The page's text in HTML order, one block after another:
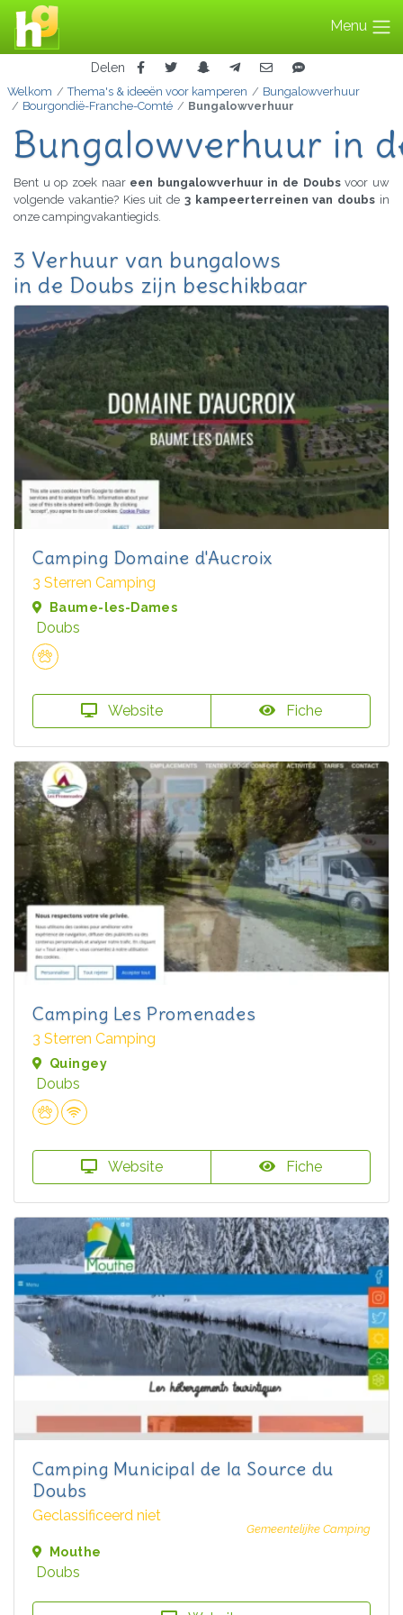
Menu
Delen
Welkom Thema's & ideeën voor kamperen
Bungalowverhuur
Bourgondië-Franche-Comté
Bungalowverhuur
Bungalowverhuur in
Bent u op zoek naar een bungalowverhuur in de Doubsvoor uw
volgende vakantie? Kies uit de 3 kampeerterreinen van doubs in
onze campingvakantiegids.
3 Verhuur van bungalows
in de Doubs zijn beschikbaar
Camping Domaine d'Aucroix
3 Sterren Camping
Baume-les-Dames
Doubs
Website Fiche
Camping Les Promenades
3 Sterren Camping
Quingey
Doubs
Website Fiche
Camping Municipal de la Source du
Doubs
Geclassificeerd niet
Gemeentelijke Camping
Mouthe
Doubs